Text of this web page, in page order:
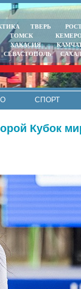
ТВЕРЬ
ТОМСК
ХАКАСИЯ
СЕВАСТОПОЛЬ
СПОРТ
Кубок